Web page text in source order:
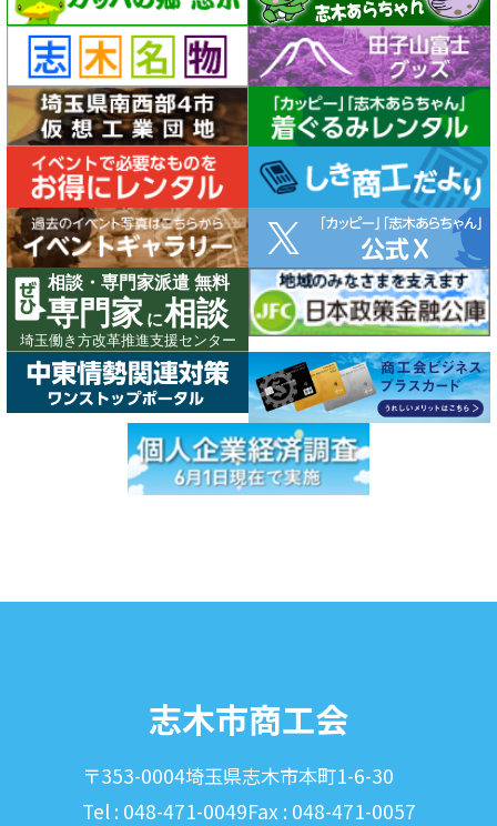
志木市商工会
〒353-0004埼玉県志木市本町1-6-30
Tel : 048-471-0049Fax : 048-471-0057